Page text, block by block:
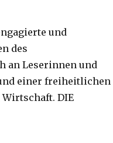
und
des
an Leserinnen und
einer freiheitlichen
DIE